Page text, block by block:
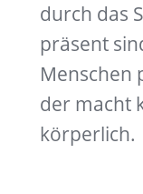
durch das
präsent
Menschen
der macht
körperlich.